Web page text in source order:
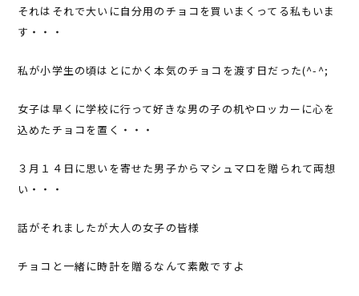
それはそれで大いに自分用のチョコを買いまくってる私もいま
す・・・
私が小学生の頃はとにかく本気のチョコを渡す日だった(^-^;
女子は早くに学校に行って好きな男の子の机やロッカーに心を
込めたチョコを置く・・・
３月１４日に思いを寄せた男子からマシュマロを贈られて両想
い・・・
話がそれましたが大人の女子の皆様
チョコと一緒に時計を贈るなんて素敵ですよ